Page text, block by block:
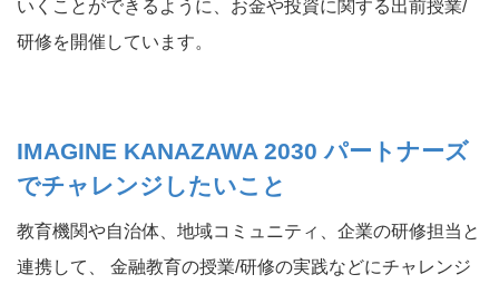
いくことができるように、お金や投資に関する出前授業/
研修を開催しています。
IMAGINE KANAZAWA 2030 パートナーズ
でチャレンジしたいこと
教育機関や自治体、地域コミュニティ、企業の研修担当と
連携して、 金融教育の授業/研修の実践などにチャレンジ